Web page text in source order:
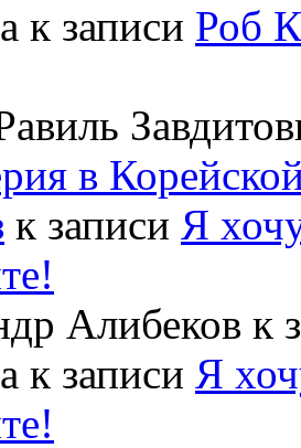
к записи Роб
в
к записи Я
Алибеков к
к записи Я